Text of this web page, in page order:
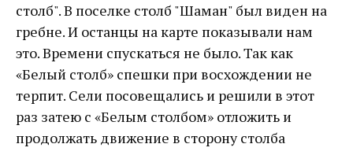
столб". В поселке столб "Шаман" был виден на
гребне. И останцы на карте показывали нам
это. Времени спускаться не было. Так как
«Белый столб» спешки при восхождении не
терпит. Сели посовещались и решили в этот
раз затею с «Белым столбом» отложить и
продолжать движение в сторону столба